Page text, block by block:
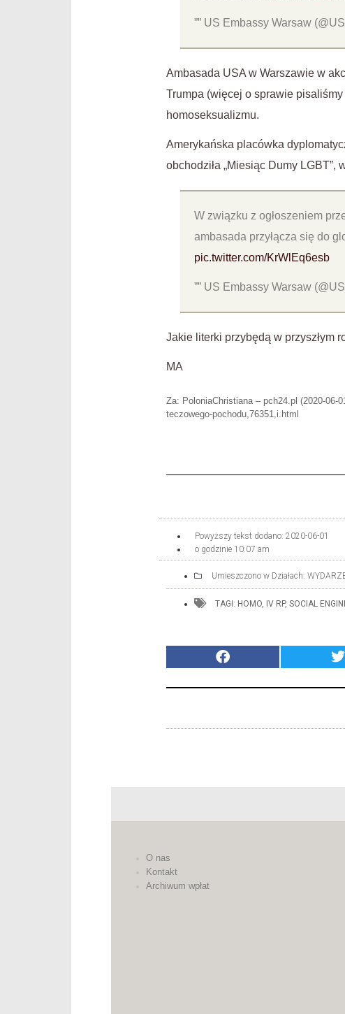
”” US Embassy Warsaw
Ambasada USA w Warszawie w
Trumpa (więcej o sprawie
homoseksualizmu.
Amerykańska placówka
obchodziła „Miesiąc Dumy LGBT”,
W związku z ogłoszeniem
ambasada przyłącza się do
pic.twitter.com/KrWlEq6esb
”” US Embassy Warsaw
Jakie literki przybędą w przyszłym
MA
Za: PoloniaChristiana – pch24.pl (2020-06-
teczowego-pochodu,76351,i.html
Powyższy tekst dodano: 2020-06-01
o godzinie 10:07 am
Umieszczono w Działach:
TAGI: HOMO, IV RP, SOCIAL
O nas
Kontakt
Archiwum wpłat